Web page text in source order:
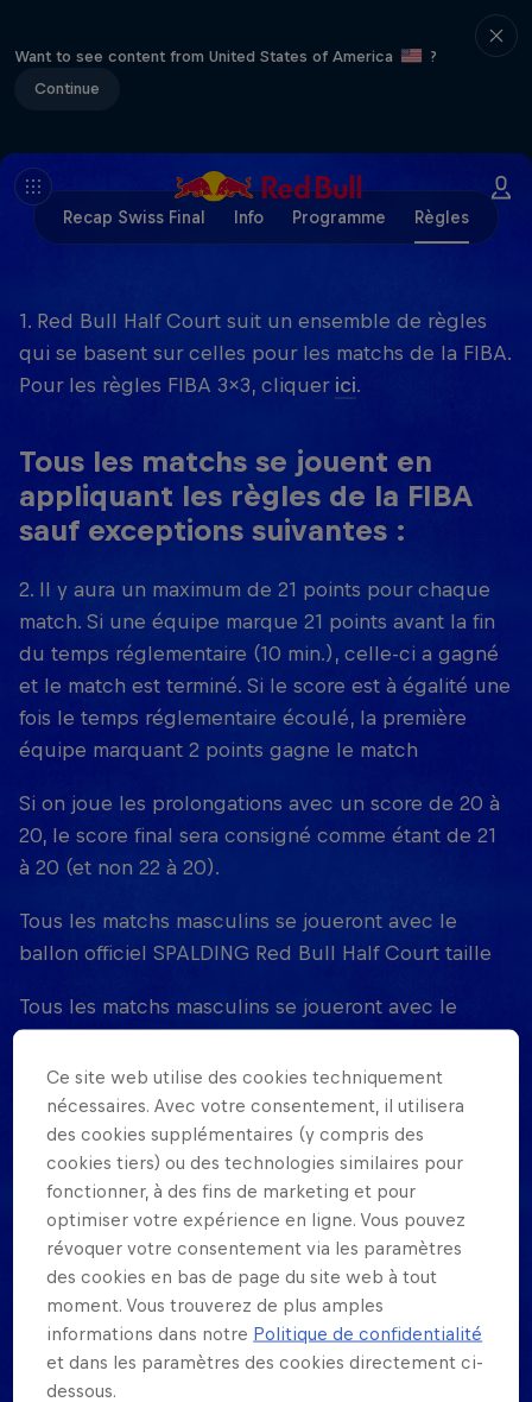
Want to see content from United States of America
?
Continue
Recap Swiss Final Info Programme Règles
1. Red Bull Half Court suit un ensemble de règles
qui se basent sur celles pour les matchs de la FIBA.
Pour les règles FIBA 3x3, cliquer ici.
Tous les matchs se jouent en
appliquant les règles de la FIBA
sauf exceptions suivantes :
2. Il y aura un maximum de 21 points pour chaque
match. Si une équipe marque 21 points avant la fin
du temps réglementaire (10 min.), celle-ci a gagné
et le match est terminé. Si le score est à égalité une
fois le temps réglementaire écoulé, la première
équipe marquant 2 points gagne le match
Si on joue les prolongations avec un score de 20 à
20, le score final sera consigné comme étant de 21
à 20 (et non 22 à 20).
Tous les matchs masculins se joueront avec le
ballon officiel SPALDING Red Bull Half Court taille
Tous les matchs masculins se joueront avec le
3. Si une équipe abandonne pendant un tour, tous
ses matchs précédents et futurs de ce tour seront
annulés et consignés comme 20 à 0.
4. Toutes les équipes doivent venir s’inscrire en
personne 1 heure et demie avant le début du
tournoi. Sans exception. La préinscription se fait sur
le site d’inscription officiel de l’événement (qui sera
déterminé par chaque pays).
Ce site web utilise des cookies techniquement
nécessaires. Avec votre consentement, il utilisera
des cookies supplémentaires (y compris des
cookies tiers) ou des technologies similaires pour
fonctionner, à des fins de marketing et pour
optimiser votre expérience en ligne. Vous pouvez
révoquer votre consentement via les paramètres
des cookies en bas de page du site web à tout
moment. Vous trouverez de plus amples
informations dans notre Politique de confidentialité
et dans les paramètres des cookies directement ci-
dessous.